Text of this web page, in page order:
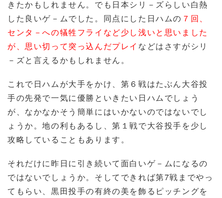
きたかもしれません。でも日本シリ－ズらしい白熱
した良いゲ－ムでした。同点にした日ハムの ７回、
センタ－への犠牲フライなど少し浅いと思いました
が、思い切って突っ込んだプレイ などはさすがシリ
－ズと言えるかもしれません。
これで日ハムが大手をかけ、第６戦はたぶん大谷投
手の先発で一気に優勝といきたい日ハムでしょう
が、なかなかそう簡単にはいかないのではないでし
ょうか。地の利もあるし、第１戦で大谷投手を少し
攻略していることもあります。
それだけに昨日に引き続いて面白いゲ－ムになるの
ではないでしょうか。そしてできれば第7戦までやっ
てもらい、黒田投手の有終の美を飾るピッチングを